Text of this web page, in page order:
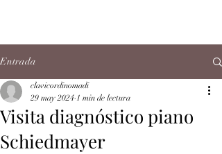
Entrada
Visita diagnóstico piano
Schiedmayer
clavicordinomadi
29 may 2024 1 min de lectura